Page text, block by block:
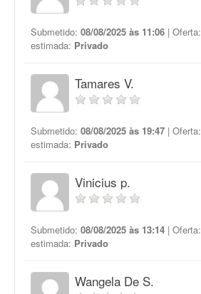
Submetido: 08/08/2025 às 11:06 | Oferta:
estimada: Privado
Tamares V.
Submetido: 08/08/2025 às 19:47 | Oferta:
estimada: Privado
Vinicius p.
Submetido: 08/08/2025 às 13:14 | Oferta:
estimada: Privado
Wangela De S.